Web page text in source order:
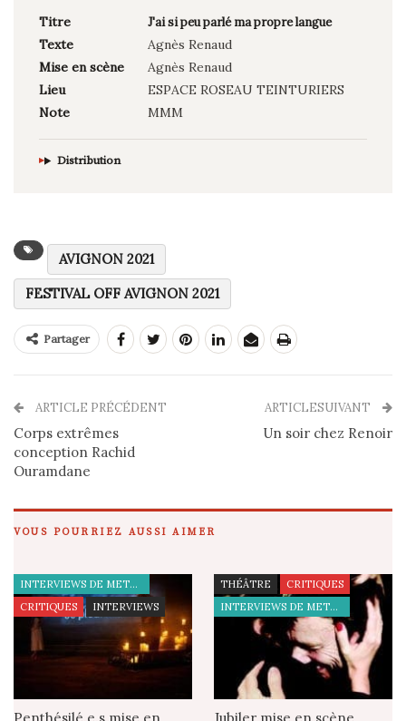
Titre J'ai si peu parlé ma propre langue
Texte
Agnès Renaud
Mise en scène
Agnès Renaud
Lieu
ESPACE ROSEAU TEINTURIERS
Note
MMM
Distribution
AVIGNON 2021
FESTIVAL OFF AVIGNON 2021
Partager
ARTICLE PRÉCÉDENT
Corps extrêmes
conception Rachid
Ouramdane
ARTICLESUIVANT
Un soir chez Renoir
VOUS POURRIEZ AUSSI AIMER
INTERVIEWS DE METTEURS EN SCÈNE
CRITIQUES
INTERVIEWS
Penthésilé.e.s mise en
THÉÂTRE
CRITIQUES
INTERVIEWS DE METTEURS EN SCÈNE
Jubiler mise en scène